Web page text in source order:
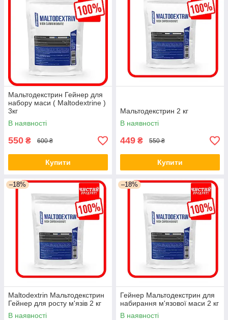
Мальтодекстрин Гейнер для
набору маси ( Maltodextrine )
3кг
В наявності
550 ₴ 600 ₴
Купити
Мальтодекстрин 2 кг
В наявності
449 ₴ 550 ₴
Купити
–18%
Maltodextrin Мальтодекстрин
Гейнер для росту м'язів 2 кг
В наявності
–18%
Гейнер Мальтодекстрин для
набирання м'язової маси 2 кг
В наявності